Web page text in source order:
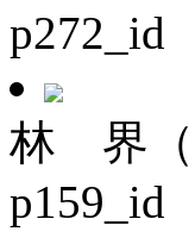
p272_id
林 界（
p159_id